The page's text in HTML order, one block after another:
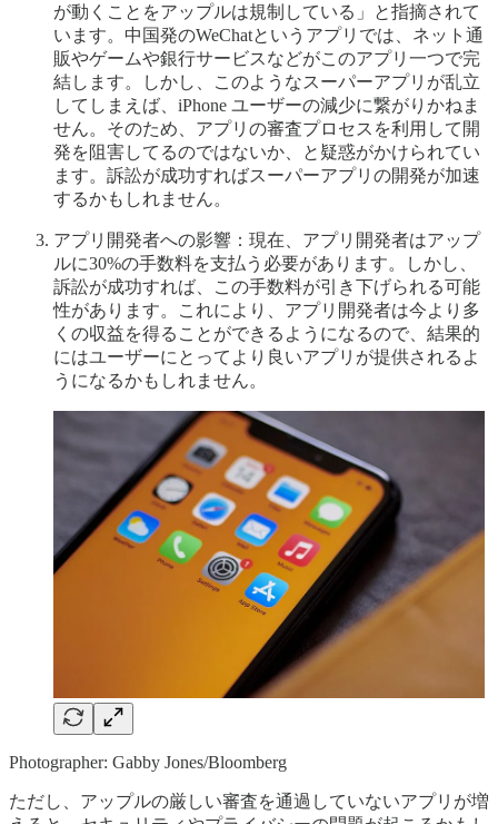
が動くことをアップルは規制している」と指摘されて
います。中国発のWeChatというアプリでは、ネット通
販やゲームや銀行サービスなどがこのアプリ一つで完
結します。しかし、このようなスーパーアプリが乱立
してしまえば、iPhone ユーザーの減少に繋がりかねま
せん。そのため、アプリの審査プロセスを利用して開
発を阻害してるのではないか、と疑惑がかけられてい
ます。訴訟が成功すればスーパーアプリの開発が加速
するかもしれません。
アプリ開発者への影響：現在、アプリ開発者はアップ
ルに30%の手数料を支払う必要があります。しかし、
訴訟が成功すれば、この手数料が引き下げられる可能
性があります。これにより、アプリ開発者は今より多
くの収益を得ることができるようになるので、結果的
にはユーザーにとってより良いアプリが提供されるよ
うになるかもしれません。
Photographer: Gabby Jones/Bloomberg
ただし、アップルの厳しい審査を通過していないアプリが増